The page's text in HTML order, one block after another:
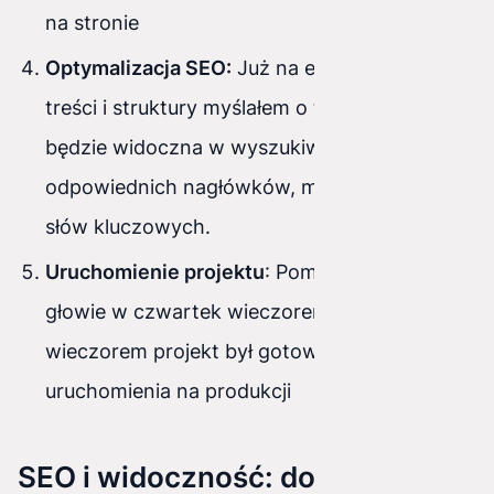
na stronie
Optymalizacja SEO: Już na etapie tworzenia
treści i struktury myślałem o tym, jak strona
będzie widoczna w wyszukiwarkach. Użyłem
odpowiednich nagłówków, meta opisów i
słów kluczowych.
Uruchomienie projektu: Pomysł powstał w
głowie w czwartek wieczorem, w sobotę
wieczorem projekt był gotowy do
uruchomienia na produkcji
SEO i widoczność: dotarcie do